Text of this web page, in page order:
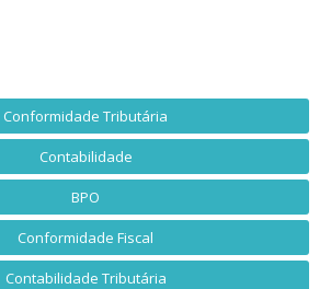
Conformidade Tributária
Contabilidade
BPO
Conformidade Fiscal
Contabilidade Tributária